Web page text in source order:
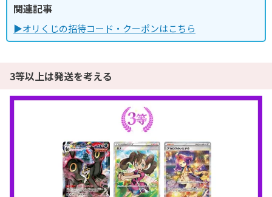
関連記事
▶オリくじの招待コード・クーポンはこちら
3等以上は発送を考える